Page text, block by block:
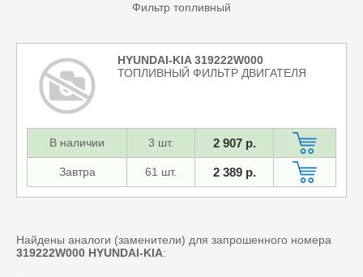
Фильтр топливный
HYUNDAI-KIA 319222W000
ТОПЛИВНЫЙ ФИЛЬТР ДВИГАТЕЛЯ
В наличии 3 шт. 2 907 р.
Завтра 61 шт. 2 389 р.
Найдены аналоги (заменители) для запрошенного номера
319222W000 HYUNDAI-KIA: